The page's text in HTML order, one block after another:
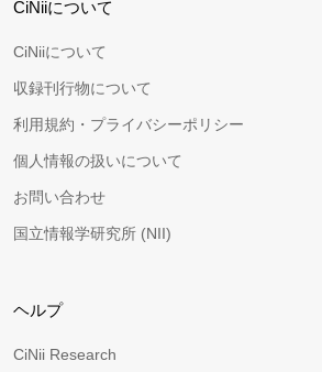
CiNiiについて
CiNiiについて
収録刊行物について
利用規約・プライバシーポリシー
個人情報の扱いについて
お問い合わせ
国立情報学研究所 (NII)
ヘルプ
CiNii Research